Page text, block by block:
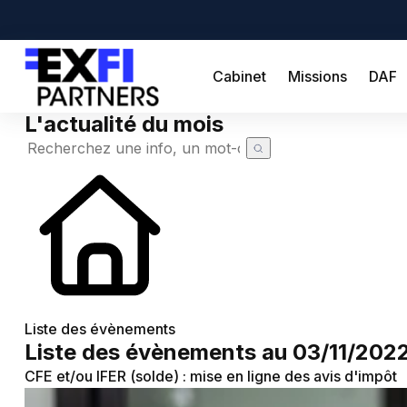
Cabinet Missions DAF
Cabinet
DAF
Créateur
Simulateurs
Recherche de code APE
Chômage partiel
Actualité à la une
Calendrier fiscal
Demande de devis
L'actualité du mois
Liste des évènements
Liste des évènements au 03/11/
CFE et/ou IFER (solde) : mise en ligne des avis d'impôt